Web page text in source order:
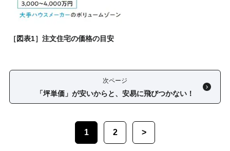
［図表1］注文住宅の価格の目安
次ページ
「坪単価」が安いからと、安易に飛びつかない！
1 2 >